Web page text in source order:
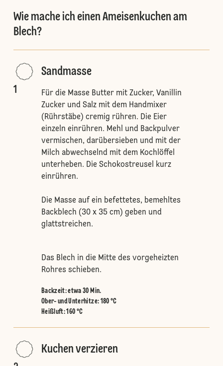
Wie mache ich einen Ameisenkuchen am
Blech?
1
Sandmasse
Für die Masse Butter mit Zucker, Vanillin
Zucker und Salz mit dem Handmixer
(Rührstäbe) cremig rühren. Die Eier
einzeln einrühren. Mehl und Backpulver
vermischen, darübersieben und mit der
Milch abwechselnd mit dem Kochlöffel
unterheben. Die Schokostreusel kurz
einrühren.
Die Masse auf ein befettetes, bemehltes
Backblech (30 x 35 cm) geben und
glattstreichen.
Das Blech in die Mitte des vorgeheizten
Rohres schieben.
Backzeit: etwa 30 Min.
Ober- und Unterhitze: 180 °C
Heißluft:160 °C
Kuchen verzieren